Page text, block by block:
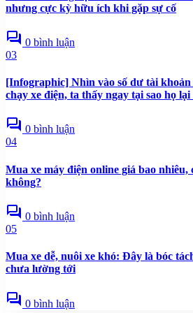
nhưng cực kỳ hữu ích khi gặp sự cố
forum 0 bình luận
03
[Infographic] Nhìn vào số dư tài khoản
chạy xe điện, ta thấy ngay tại sao họ
forum 0 bình luận
04
Mua xe máy điện online giá bao nhiêu,
không?
forum 0 bình luận
05
Mua xe dễ, nuôi xe khó: Đây là bóc
chưa lường tới
forum 0 bình luận